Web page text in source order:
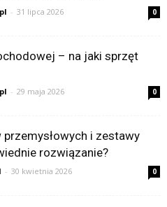
- 31 lipca 2026 0
– na jaki sprzęt
- 29 maja 2026 0
i zestawy
rozwiązanie?
- 30 kwietnia 2026 0